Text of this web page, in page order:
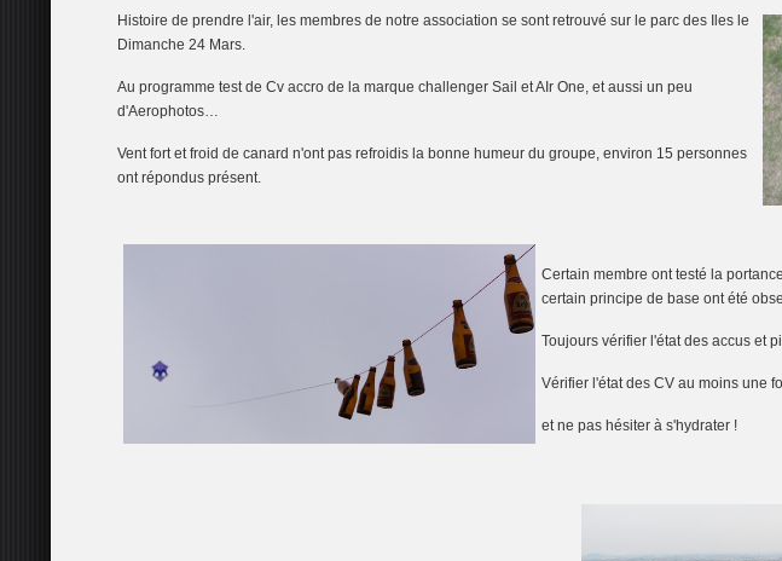
Histoire de prendre l'air, les membres de notre association se sont retrouvé sur le parc des Iles le
Dimanche 24 Mars.
Au programme test de Cv accro de la marque challenger Sail et AIr One, et aussi un peu
d'Aerophotos…
Vent fort et froid de canard n'ont pas refroidis la bonne humeur du groupe, environ 15 personnes
ont répondus présent.
Certain membre ont testé la
certain principe de base ont été
Toujours vérifier l'état des accus et
Vérifier l'état des CV au moins une
et ne pas hésiter à s'hydrater !